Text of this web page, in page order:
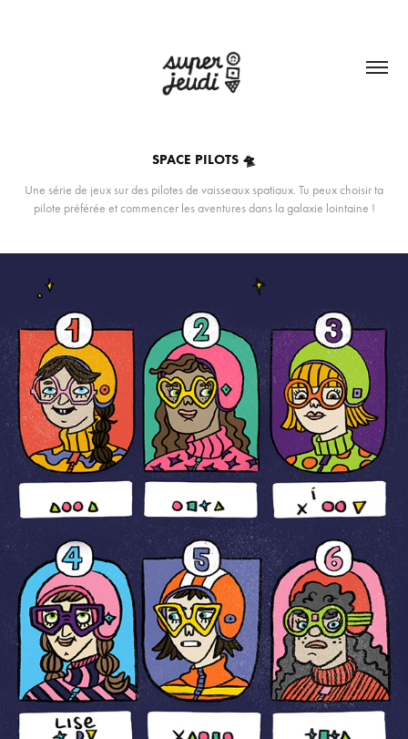
SPACE PILOTS 🛸
Une série de jeux sur des pilotes de vaisseaux spatiaux. Tu peux choisir ta
pilote préférée et commencer les aventures dans la galaxie lointaine !